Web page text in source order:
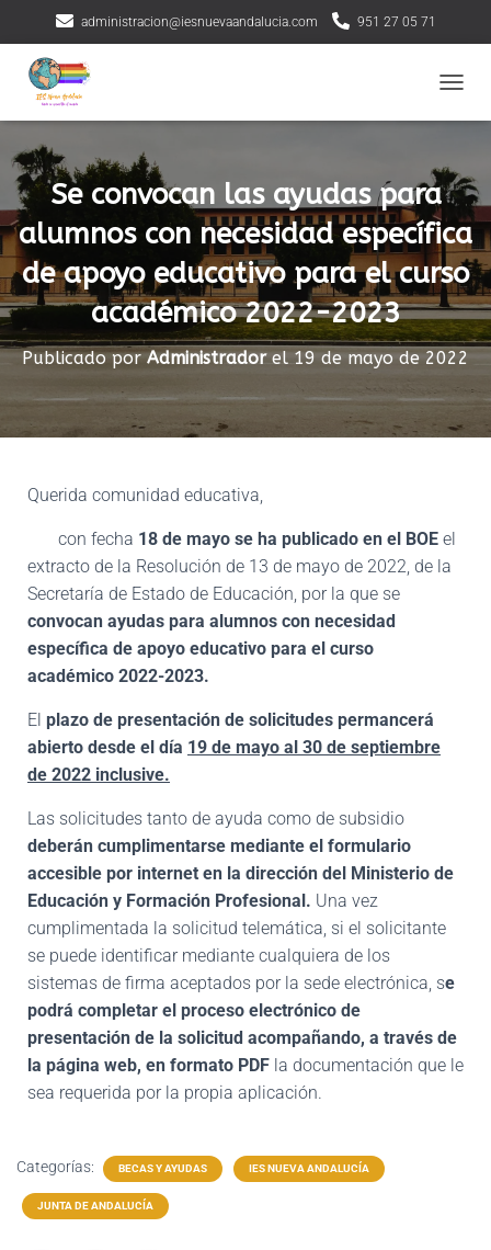
administracion@iesnuevaandalucia.com 951 27 05 71
Se convocan las ayudas para
alumnos con necesidad específica
de apoyo educativo para el curso
académico 2022-2023
Publicado porAdministradorel19 de mayo de 2022
Querida comunidad educativa,
con fecha 18 de mayo se ha publicado en el BOE el
extracto de la Resolución de 13 de mayo de 2022, de la
Secretaría de Estado de Educación, por la que se
convocan ayudas para alumnos con necesidad
específica de apoyo educativo para el curso
académico 2022-2023.
El plazo de presentación de solicitudes permancerá
abierto desde el día 19 de mayo al 30 de septiembre
de 2022 inclusive.
Las solicitudes tanto de ayuda como de subsidio
deberán cumplimentarse mediante el formulario
accesible por internet en la dirección del Ministerio de
Educación y Formación Profesional. Una vez
cumplimentada la solicitud telemática, si el solicitante
se puede identificar mediante cualquiera de los
sistemas de firma aceptados por la sede electrónica, se
podrá completar el proceso electrónico de
presentación de la solicitud acompañando, a través de
la página web, en formato PDF la documentación que le
sea requerida por la propia aplicación.
Categorías: BECAS Y AYUDAS IES NUEVA ANDALUCÍA
JUNTA DE ANDALUCÍA